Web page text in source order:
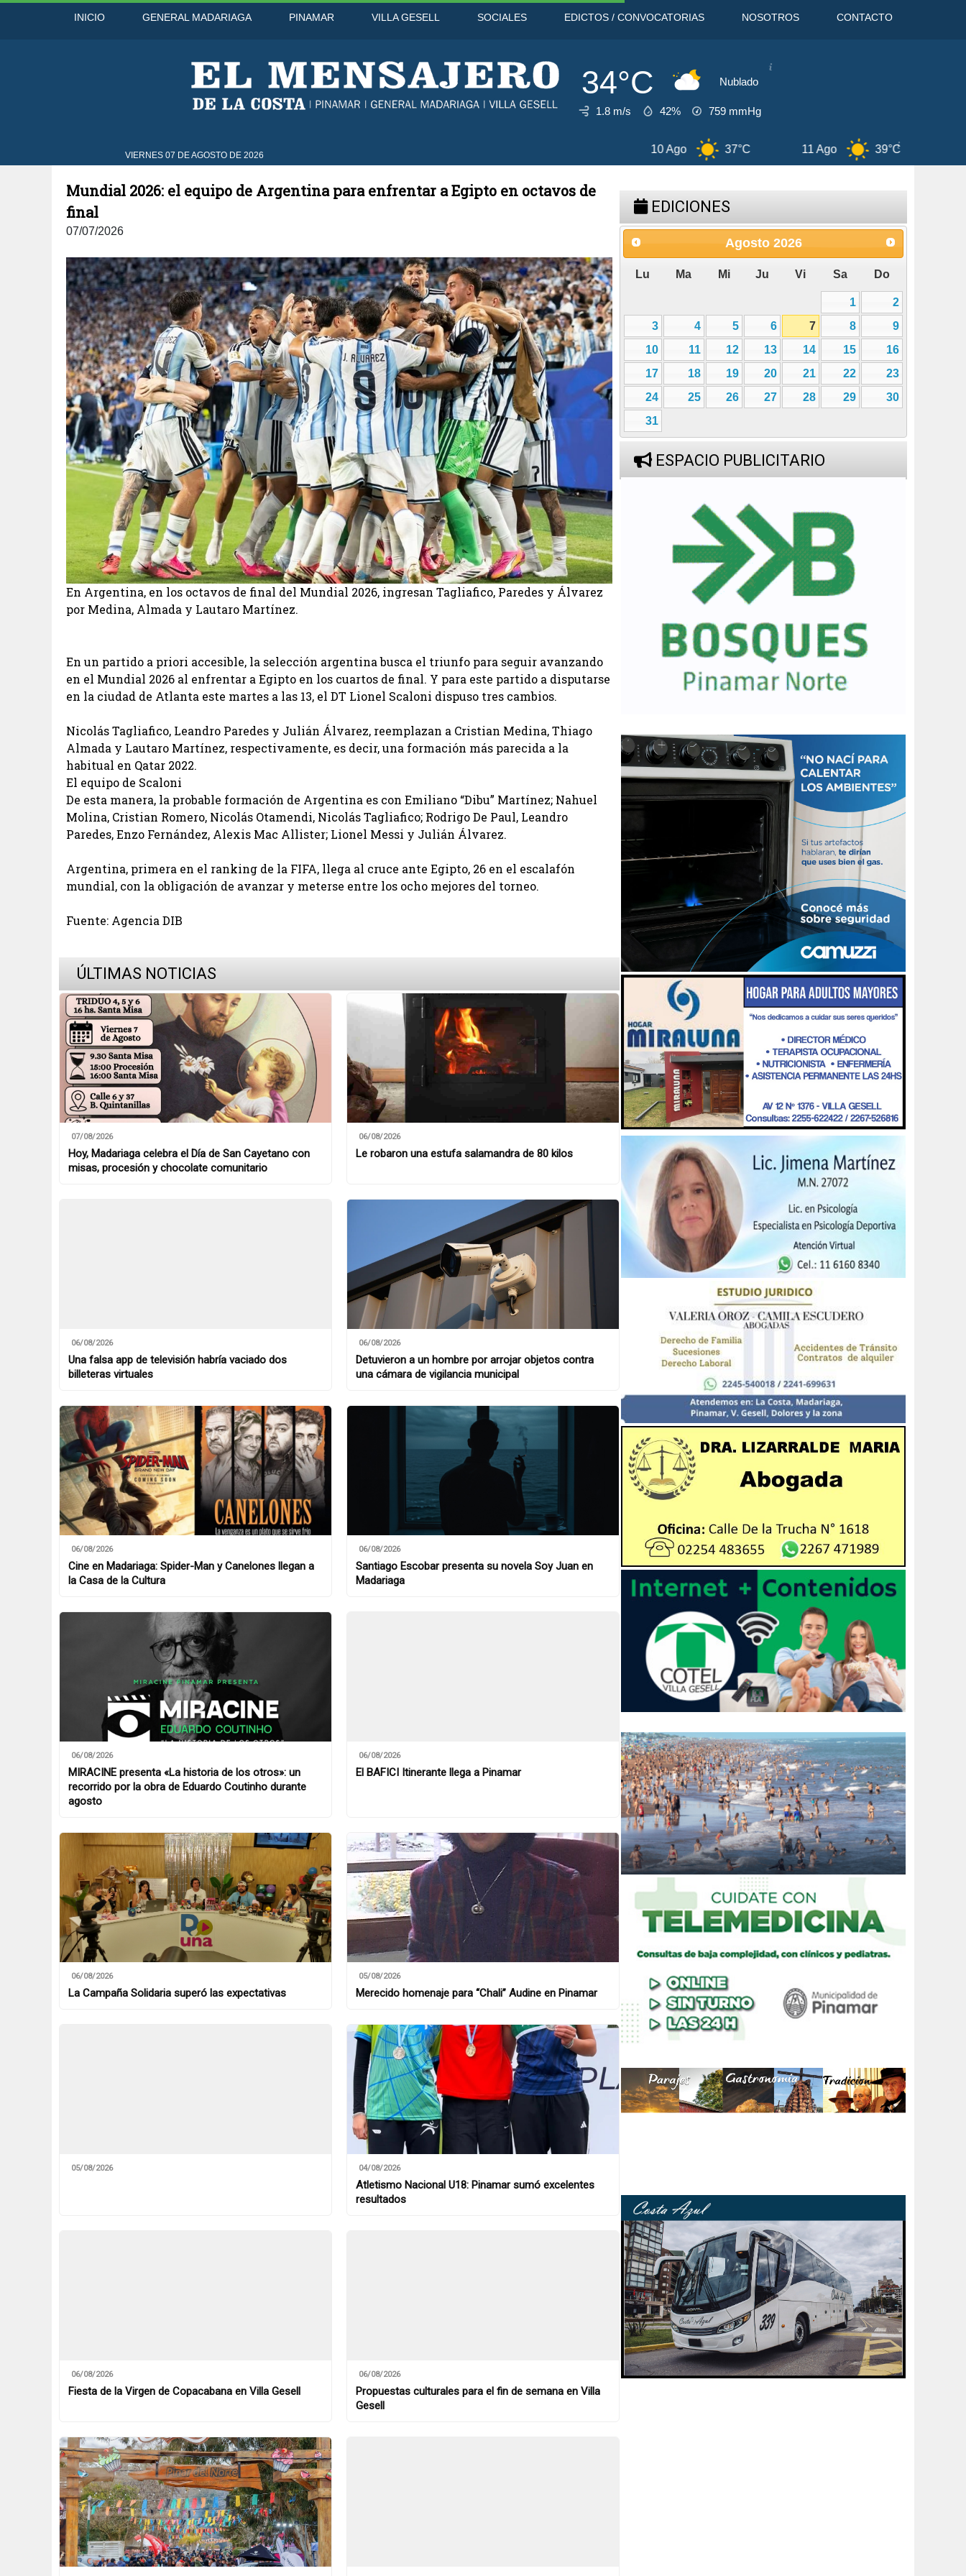
INICIO GENERAL MADARIAGA PINAMAR VILLA GESELL SOCIALES EDICTOS / CONVOCATORIAS NOSOTROS CONTACTO
34°C Nublado
1.8 m/s 42% 759 mmHg
VIERNES 07 DE AGOSTO DE 2026
7 Ago 42°C 37°C 11 Ago 39°C 12 Ago
Mundial 2026: el equipo de Argentina para enfrentar a Egipto en octavos de
final
07/07/2026
En Argentina, en los octavos de final del Mundial 2026, ingresan Tagliafico, Paredes y Álvarez
por Medina, Almada y Lautaro Martínez.
En un partido a priori accesible, la selección argentina busca el triunfo para seguir avanzando
en el Mundial 2026 al enfrentar a Egipto en los cuartos de final. Y para este partido a disputarse
en la ciudad de Atlanta este martes a las 13, el DT Lionel Scaloni dispuso tres cambios.
Nicolás Tagliafico, Leandro Paredes y Julián Álvarez, reemplazan a Cristian Medina, Thiago
Almada y Lautaro Martínez, respectivamente, es decir, una formación más parecida a la
habitual en Qatar 2022.
El equipo de Scaloni
De esta manera, la probable formación de Argentina es con Emiliano “Dibu” Martínez; Nahuel
Molina, Cristian Romero, Nicolás Otamendi, Nicolás Tagliafico; Rodrigo De Paul, Leandro
Paredes, Enzo Fernández, Alexis Mac Allister; Lionel Messi y Julián Álvarez.
Argentina, primera en el ranking de la FIFA, llega al cruce ante Egipto, 26 en el escalafón
mundial, con la obligación de avanzar y meterse entre los ocho mejores del torneo.
Fuente: Agencia DIB
ÚLTIMAS NOTICIAS
07/08/2026
Hoy, Madariaga celebra el Día de San Cayetano con
misas, procesión y chocolate comunitario
06/08/2026
Le robaron una estufa salamandra de 80 kilos
06/08/2026
Una falsa app de televisión habría vaciado dos
billeteras virtuales
06/08/2026
Detuvieron a un hombre por arrojar objetos contra
una cámara de vigilancia municipal
06/08/2026
Cine en Madariaga: Spider-Man y Canelones llegan a
la Casa de la Cultura
06/08/2026
Santiago Escobar presenta su novela Soy Juan en
Madariaga
06/08/2026
MIRACINE presenta «La historia de los otros»: un
recorrido por la obra de Eduardo Coutinho durante
agosto
06/08/2026
El BAFICI Itinerante llega a Pinamar
06/08/2026
La Campaña Solidaria superó las expectativas
05/08/2026
Merecido homenaje para “Chali” Audine en Pinamar
05/08/2026 04/08/2026
Atletismo Nacional U18: Pinamar sumó excelentes
resultados
06/08/2026
Fiesta de la Virgen de Copacabana en Villa Gesell
06/08/2026
Propuestas culturales para el fin de semana en Villa
Gesell
EDICIONES
Agosto 2026
Lu Ma Mi Ju Vi Sa Do
1
2
3
4 5 6 7 8
9
10
11 12 13 14 15
16
17
18 19 20 21 22
23
24
25 26 27 28 29
30
31
ESPACIO PUBLICITARIO